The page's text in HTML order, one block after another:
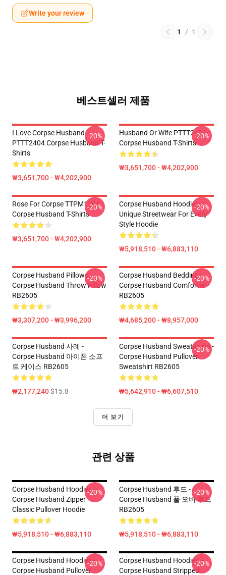
Write your review
1 / 1
베스트셀러 제품
I Love Corpse Husband
PTTT2404 Corpse Husband T-
Shirts
₩3,651,700 - ₩4,202,900
-20%
Husband Or Wife PTTT2404
Corpse Husband T-Shirts
₩3,651,700 - ₩4,202,900
-20%
Rose For Corpse TTPM1504
Corpse Husband T-Shirts
₩3,651,700 - ₩4,202,900
-20%
Corpse Husband Hoodies –
Unique Streetwear For Every
Style Hoodie
₩5,918,510 - ₩6,883,110
-20%
Corpse Husband Pillows -
Corpse Husband Throw Pillow
RB2605
₩3,307,200 - ₩3,996,200
-20%
Corpse Husband Bedding -
Corpse Husband Comforter
RB2605
₩4,685,200 - ₩8,957,000
-20%
Corpse Husband 사례 -
Corpse Husband 아이폰 소프
트 케이스 RB2605
₩2,177,240$15.8
Corpse Husband Sweatshirts -
Corpse Husband Pullover
Sweatshirt RB2605
₩5,642,910 - ₩6,607,510
-20%
더 보기
관련 상품
Corpse Husband Hoodies –
Corpse Husband Zipper
Classic Pullover Hoodie
₩5,918,510 - ₩6,883,110
-20%
Corpse Husband 후드 -
Corpse Husband 풀 오버 후드
RB2605
₩5,918,510 - ₩6,883,110
-20%
Corpse Husband Hoodies -
Corpse Husband Pullover
-20%
Corpse Husband Hoodies –
Corpse Husband Stripped
-20%